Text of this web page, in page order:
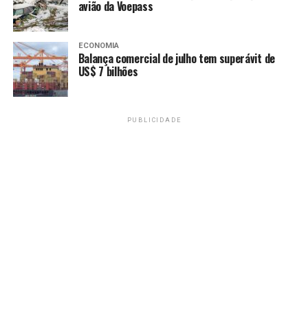
planejamento, presença do poder público e foco direto
na vida de quem mora ali.
TAGS
PRÓXIMO
acesso a direitos no DF
avião da Voepass
ECONOMIA
Balança comercial de julho tem superávit de
US$ 7 bilhões
PUBLICIDADE